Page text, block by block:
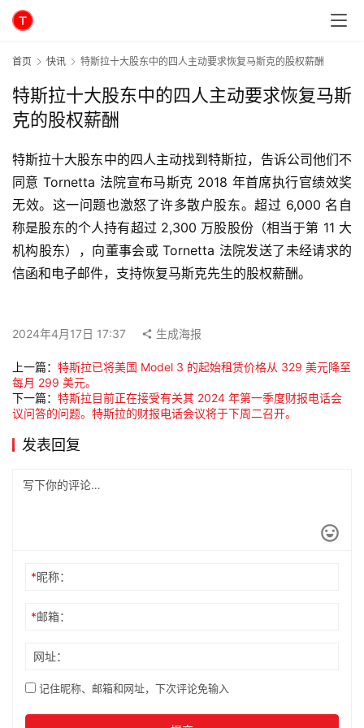
首页 快讯 特斯拉十大股东中的四人主动要求恢复马斯克的股权薪酬
特斯拉十大股东中的四人主动要求恢复马斯
克的股权薪酬
特斯拉十大股东中的四人主动找到特斯拉，告诉公司他们不
同意 Tornetta 法院宣布马斯克 2018 年首席执行官绩效奖
无效。这一问题也激怒了许多散户股东。超过 6,000 名自
称是股东的个人持有超过 2,300 万股股份（相当于第 11 大
机构股东），向董事会或 Tornetta 法院发送了未经请求的
信函和电子邮件，支持恢复马斯克先生的股权薪酬。
2024年4月17日 17:37 生成海报
上一篇： 特斯拉已将美国 Model 3 的起始租赁价格从 329 美元降至
每月 299 美元。
下一篇： 特斯拉目前正在接受有关其 2024 年第一季度财报电话会
议问答的问题。特斯拉的财报电话会议将于下周二召开。
发表回复
*昵称：
*邮箱：
网址：
记住昵称、邮箱和网址，下次评论免输入